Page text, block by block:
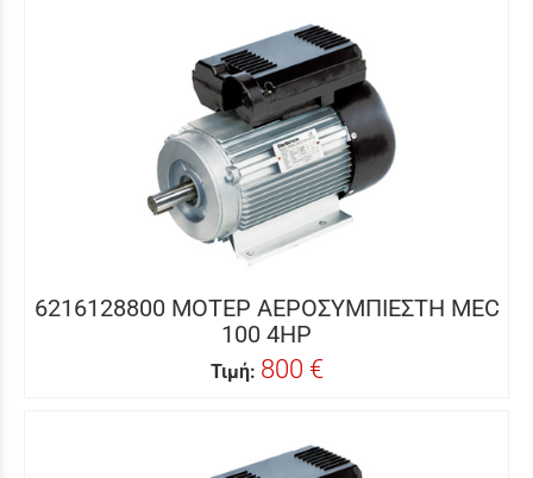
6216128800 ΜΟΤΕΡ ΑΕΡΟΣΥΜΠΙΕΣΤΗ MEC
100 4HP
Τιμή: 800 €